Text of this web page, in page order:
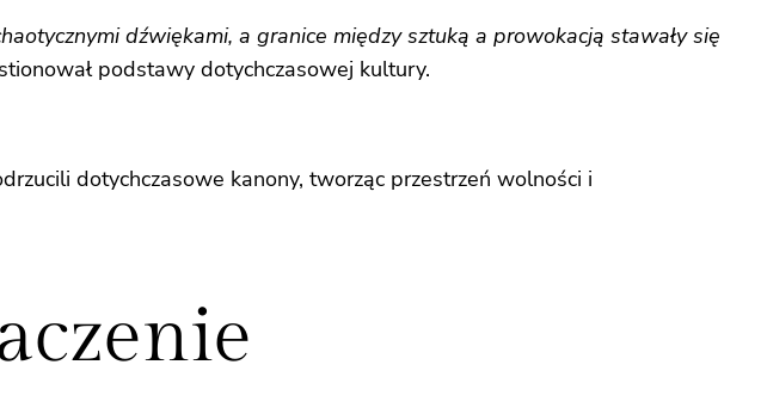
dźwiękami, a granice między sztuką a prowokacją stawały się
podstawy dotychczasowej kultury.
dotychczasowe kanony, tworząc przestrzeń wolności i